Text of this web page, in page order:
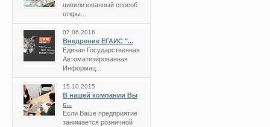
цивилизованный способ
откры...
07.06.2016
Внедрение ЕГАИС "...
Единая Государственная
Автоматизированная
Информац...
15.10.2015
В нашей компании Вы
с...
Если Ваше предприятие
занимается розничной